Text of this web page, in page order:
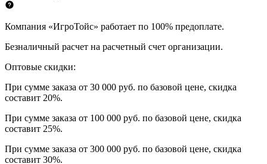
Компания «ИгроТойс» работает по 100% предоплате.
Безналичный расчет на расчетный счет организации.
Оптовые скидки:
При сумме заказа от 30 000 руб. по базовой цене, скидка
составит 20%.
При сумме заказа от 100 000 руб. по базовой цене, скидка
составит 25%.
При сумме заказа от 300 000 руб. по базовой цене, скидка
составит 30%.